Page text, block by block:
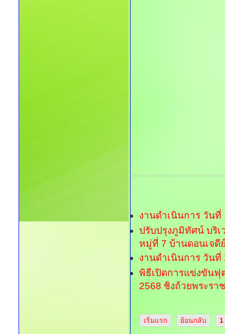
งานดำเนินการ วัน
ปรับปรุงภูมิทัศน์ บริ
หมู่ที่ 7 บ้านดอนเจดี
งานดำเนินการ วัน
พิธีเปิดการแข่งขันฟุ
2568 ชิงถ้วยพระรา
เริ่มแรก ย้อนกลับ 1